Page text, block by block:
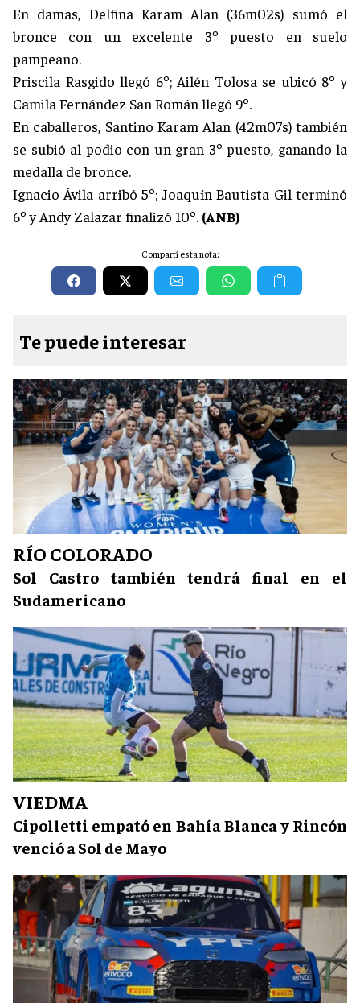
En damas, Delfina Karam Alan (36m02s) sumó el
bronce con un excelente 3º puesto en suelo
pampeano.
Priscila Rasgido llegó 6º; Ailén Tolosa se ubicó 8º y
Camila Fernández San Román llegó 9º.
En caballeros, Santino Karam Alan (42m07s) también
se subió al podio con un gran 3º puesto, ganando la
medalla de bronce.
Ignacio Ávila arribó 5º; Joaquín Bautista Gil terminó
6º y Andy Zalazar finalizó 10º. (ANB)
Compartí esta nota:
Te puede interesar
RÍO COLORADO
Sol Castro también tendrá final en el
Sudamericano
VIEDMA
Cipolletti empató en Bahía Blanca y Rincón
venció a Sol de Mayo